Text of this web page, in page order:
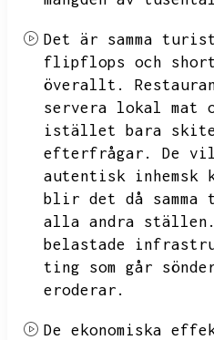
Det är samma
flipflops och
överallt.
servera lokal mat
istället bara
efterfrågar.
De
autentisk inhemsk
blir det då samma
alla andra ställen.
belastade
ting som går
eroderar.
De ekonomiska